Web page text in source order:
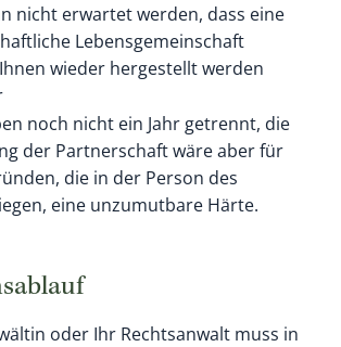
nicht erwartet werden, dass eine
Lebensgemeinschaft
wieder hergestellt werden
noch nicht ein Jahr getrennt, die
der Partnerschaft wäre aber für
die in der Person des
eine unzumutbare Härte.
oder Ihr Rechtsanwalt muss in